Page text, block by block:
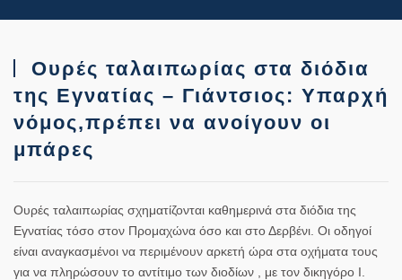
Ουρές ταλαιπωρίας στα διόδια
της Εγνατίας – Γιάντσιος: Υπαρχή
νόμος,πρέπει να ανοίγουν οι
μπάρες
Ουρές ταλαιπωρίας σχηματίζονται καθημερινά στα διόδια της
Εγνατίας τόσο στον Προμαχώνα όσο και στο Δερβένι. Οι οδηγοί
είναι αναγκασμένοι να περιμένουν αρκετή ώρα στα οχήματα τους
για να πληρώσουν το αντίτιμο των διοδίων , με τον δικηγόρο Ι.